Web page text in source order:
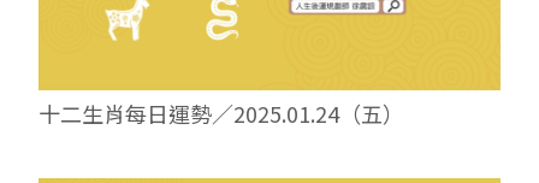
十二生肖每日運勢／2025.01.24（五）